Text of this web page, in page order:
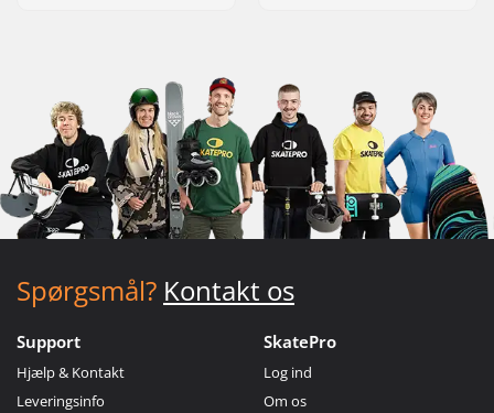
Spørgsmål? Kontakt os
Support
Hjælp & Kontakt
Leveringsinfo
SkatePro
Log ind
Om os